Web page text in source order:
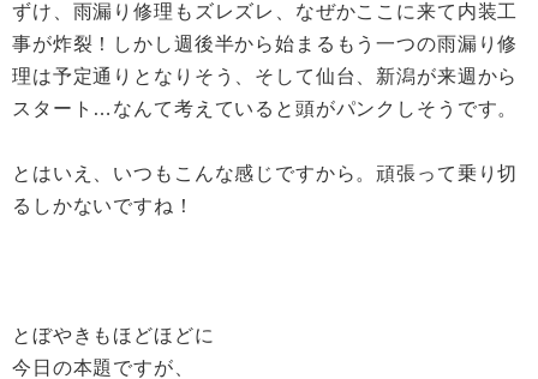
ずけ、雨漏り修理もズレズレ、なぜかここに来て内装工
事が炸裂！しかし週後半から始まるもう一つの雨漏り修
理は予定通りとなりそう、そして仙台、新潟が来週から
スタート…なんて考えていると頭がパンクしそうです。
とはいえ、いつもこんな感じですから。頑張って乗り切
るしかないですね！
とぼやきもほどほどに
今日の本題ですが、